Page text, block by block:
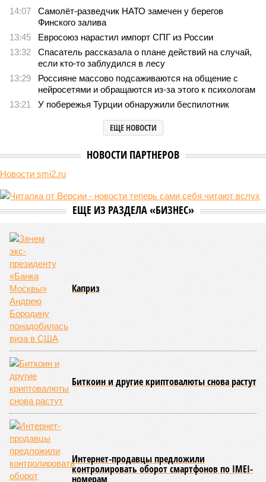
14:07
Самолёт-разведчик НАТО замечен у берегов
Финского залива
13:45
Евросоюз нарастил импорт СПГ из России
13:32
Спасатель рассказала о плане действий на случай,
если кто-то заблудился в лесу
13:29
Россияне массово подсаживаются на общение с
нейросетями и обращаются из-за этого к психологам
13:21
У побережья Турции обнаружили беспилотник
ЕЩЕ НОВОСТИ
НОВОСТИ ПАРТНЕРОВ
Новости smi2.ru
ЕЩЕ ИЗ РАЗДЕЛА «БИЗНЕС»
Каприз
Биткоин и другие криптовалюты снова растут
Интернет-продавцы предложили
контролировать оборот смартфонов по IMEI-
номерам